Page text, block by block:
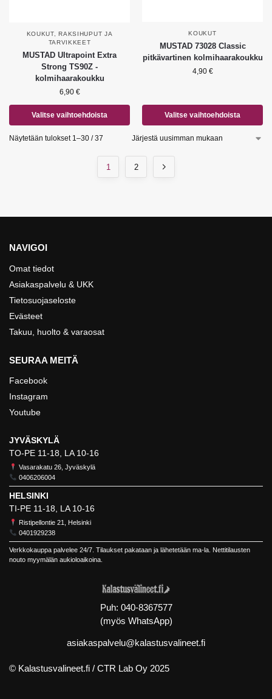
KOUKUT,RAKSIHUPUT JA
TARVIKKEET
MUSTAD Ultrapoint Extra
Strong TS90Z -
kolmihaarakoukku
6,90 €
Valitse vaihtoehdoista
KOUKUT
MUSTAD 73028 Classic
pitkävartinen kolmihaarakoukku
4,90 €
Valitse vaihtoehdoista
Näytetään tulokset 1–30 / 37
1 2
NAVIGOI
Omat tiedot
Asiakaspalvelu & UKK
Tietosuojaseloste
Evästeet
Takuu, huolto & varaosat
SEURAA MEITÄ
Facebook
Instagram
Youtube
JYVÄSKYLÄ
TO-PE 11-18, LA 10-16
Vasarakatu 26, Jyväskylä
0406206004
HELSINKI
TI-PE 11-18, LA 10-16
Ristipellontie 21, Helsinki
0401929238
Verkkokauppa palvelee 24/7. Tilaukset pakataan ja lähetetään ma-la. Nettitilausten
nouto myymälän aukioloaikoina.
Puh: 040-8367577
(myös WhatsApp)
asiakaspalvelu@kalastusvalineet.fi
© Kalastusvalineet.fi / CTR Lab Oy 2025